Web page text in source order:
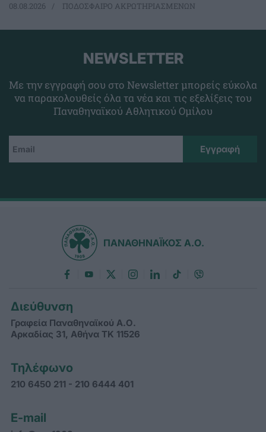
08.08.2026 ΠΟΔΟΣΦΑΙΡΟ ΑΚΡΩΤΗΡΙΑΣΜΕΝΩΝ
NEWSLETTER
Με την εγγραφή σου στο Newsletter μπορείς εύκολα
να παρακολουθείς όλα τα νέα και τις εξελίξεις του
Παναθηναϊκού Αθλητικού Ομίλου
ΠΑΝΑΘΗΝΑΪΚΟΣ Α.Ο.
Διεύθυνση
Γραφεία Παναθηναϊκού Α.Ο.
Αρκαδίας 31, Αθήνα ΤΚ 11526
Τηλέφωνο
210 6450 211 - 210 6444 401
E-mail